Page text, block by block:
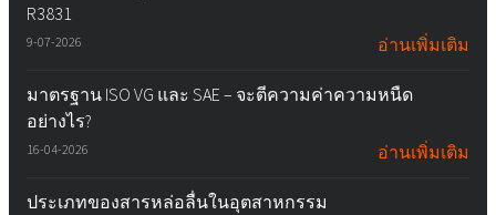
R3831
9-07-2026 อ่านเพิ่มเติม
มาตรฐาน ISO VG และ SAE – จะตีความค่าความหนืด
อย่างไร?
16-04-2026 อ่านเพิ่มเติม
ประเภทของสารหล่อลื่นในอุตสาหกรรม